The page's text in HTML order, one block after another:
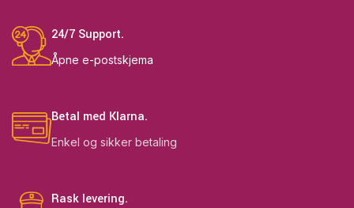
24/7 Support.
Åpne e-postskjema
Betal med Klarna.
Enkel og sikker betaling
Rask levering.